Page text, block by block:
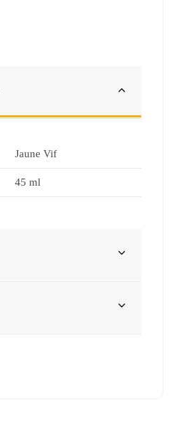
Jaune Vif
45 ml